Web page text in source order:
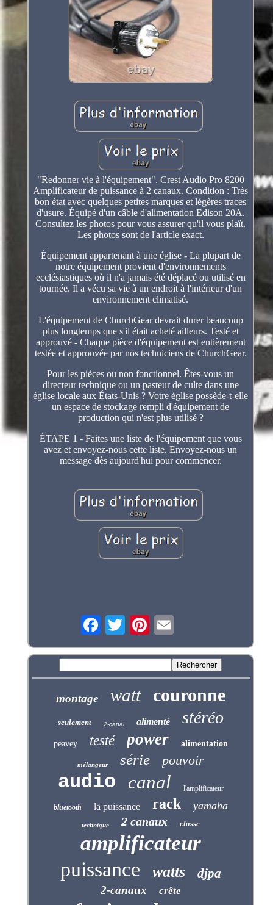
"Redonner vie à l'équipement". Crest Audio Pro 8200
Amplificateur de puissance à 2 canaux. Condition : Très
bon état avec quelques petites marques et légères traces
d'usure. Équipé d'un câble d'alimentation Edison 20A.
Consultez les photos pour vous assurer qu'il vous plaît.
Les photos sont de l'article exact.
Équipement appartenant à une église - La plupart de
notre équipement provient d'environnements
ecclésiastiques où il n'a jamais été déplacé ou utilisé en
tournée. Il a vécu sa vie à un endroit à l'intérieur d'un
environnement climatisé.
L'équipement de ChurchGear devrait durer beaucoup
plus longtemps que s'il était acheté ailleurs. Testé et
approuvé - Chaque pièce d'équipement est entièrement
testée et approuvée par nos techniciens de ChurchGear.
Pour les pièces ou non fonctionnel. Êtes-vous un
directeur technique ou un pasteur de culte dans une
église locale aux États-Unis ? Votre église possède-t-elle
un espace de stockage rempli d'équipement de
production qui n'est plus utilisé ?
ÉTAPE 1 - Faites une liste de l'équipement que vous
avez et envoyez-nous cette liste. Envoyez-nous un
message dès aujourd'hui pour commencer.
montage watt couronne
seulement 2-canal alimenté stéréo
peavey testé power alimentation
mélangeur série pouvoir
audio canal l'amplificateur
bluetooth la puissance rack yamaha
technique 2 canaux classe
amplificateur
puissance watts djpa
2-canaux crête